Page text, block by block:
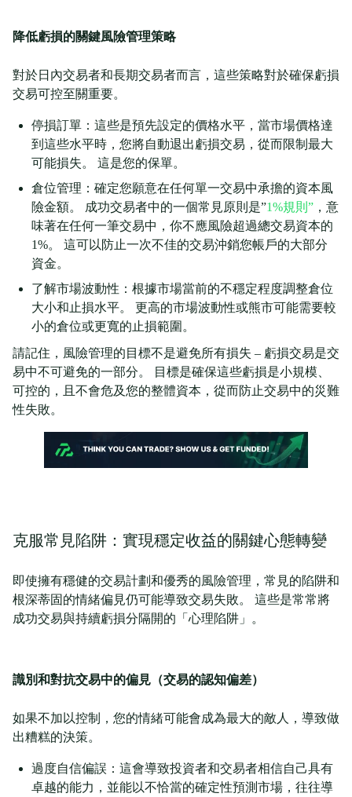
降低虧損的關鍵風險管理策略
對於日內交易者和長期交易者而言，這些策略對於確保虧損
交易可控至關重要。
停損訂單：這些是預先設定的價格水平，當市場價格達
到這些水平時，您將自動退出虧損交易，從而限制最大
可能損失。 這是您的保單。
倉位管理：確定您願意在任何單一交易中承擔的資本風
險金額。 成功交易者中的一個常見原則是”1%規則” ，意
味著在任何一筆交易中，你不應風險超過總交易資本的
1%。 這可以防止一次不佳的交易沖銷您帳戶的大部分
資金。
了解市場波動性：根據市場當前的不穩定程度調整倉位
大小和止損水平。 更高的市場波動性或熊市可能需要較
小的倉位或更寬的止損範圍。
請記住，風險管理的目標不是避免所有損失 – 虧損交易是交
易中不可避免的一部分。 目標是確保這些虧損是小規模、
可控的，且不會危及您的整體資本，從而防止交易中的災難
性失敗。
克服常見陷阱：實現穩定收益的關鍵心態轉變
即使擁有穩健的交易計劃和優秀的風險管理，常見的陷阱和
根深蒂固的情緒偏見仍可能導致交易失敗。 這些是常常將
成功交易與持續虧損分隔開的「心理陷阱」。
識別和對抗交易中的偏見（交易的認知偏差）
如果不加以控制，您的情緒可能會成為最大的敵人，導致做
出糟糕的決策。
過度自信偏誤：這會導致投資者和交易者相信自己具有
卓越的能力，並能以不恰當的確定性預測市場，往往導